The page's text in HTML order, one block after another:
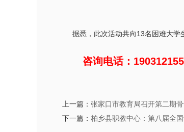
据悉，此次活动共向13名困难大学
咨询电话：
上一篇： 张家口市教育局召开第二期
下一篇： 柏乡县职教中心：第八届全